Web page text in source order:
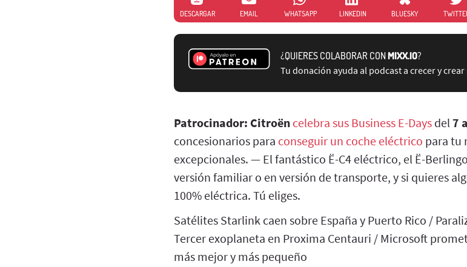
DESCARGAR EMAIL WHATSAPP LINKEDIN BLUESKY
¿QUIERES COLABORAR CONMIXX.IO?
Tu donación ayuda al podcast a crecer y
Patrocinador: Citroën celebra sus Business E-Days del 7
concesionarios para conseguir un coche eléctrico para tu
excepcionales. — El fantástico Ë-C4 eléctrico, el Ë-
versión familiar o en versión de transporte, y si quieres
100% eléctrica. Tú eliges.
Satélites Starlink caen sobre España y Puerto Rico /
Tercer exoplaneta en Proxima Centauri / Microsoft
más mejor y más pequeño